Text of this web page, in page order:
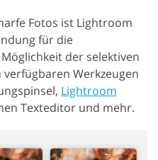
Fotos ist Lightroom
für die
der selektiven
Werkzeugen
Lightroom
Texteditor und mehr.